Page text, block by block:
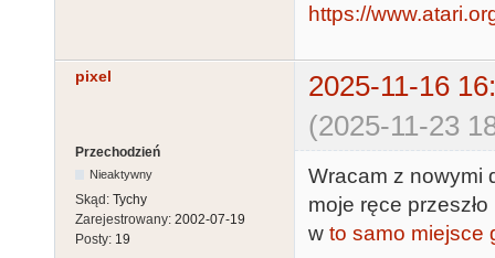
https://
pixel
2025-11-16
(2025-11-23
Przechodzień
Nieaktywny
Skąd: Tychy
Zarejestrowany: 2002-07-19
Posty: 19
Wracam z nowymi
moje ręce
w to samo miejsce